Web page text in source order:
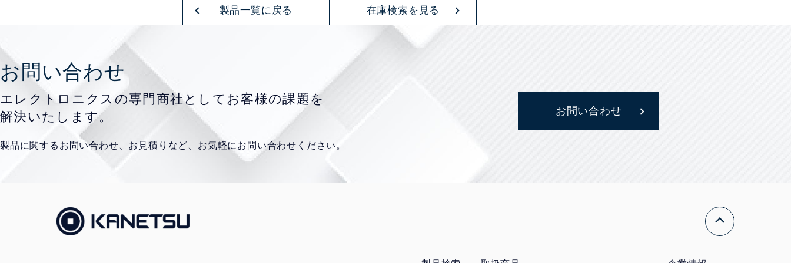
製品一覧に戻る 在庫検索を見る
お問い合わせ
エレクトロニクスの専門商社として お客様の課題を
解決いたします。
製品に関するお問い合わせ、お見積りなど、 お気軽にお問い合わせください。
お問い合わせ